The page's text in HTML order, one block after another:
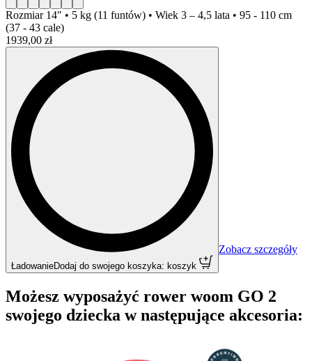
Rozmiar14″ • 5 kg (11 funtów) • Wiek 3 – 4,5 lata • 95 - 110 cm
(37 - 43 cale)
1939,00 zł
Ładowanie Dodaj do swojego koszyka: koszyk
Zobacz szczegóły
Możesz wyposażyć rower woom GO 2
swojego dziecka w następujące akcesoria: